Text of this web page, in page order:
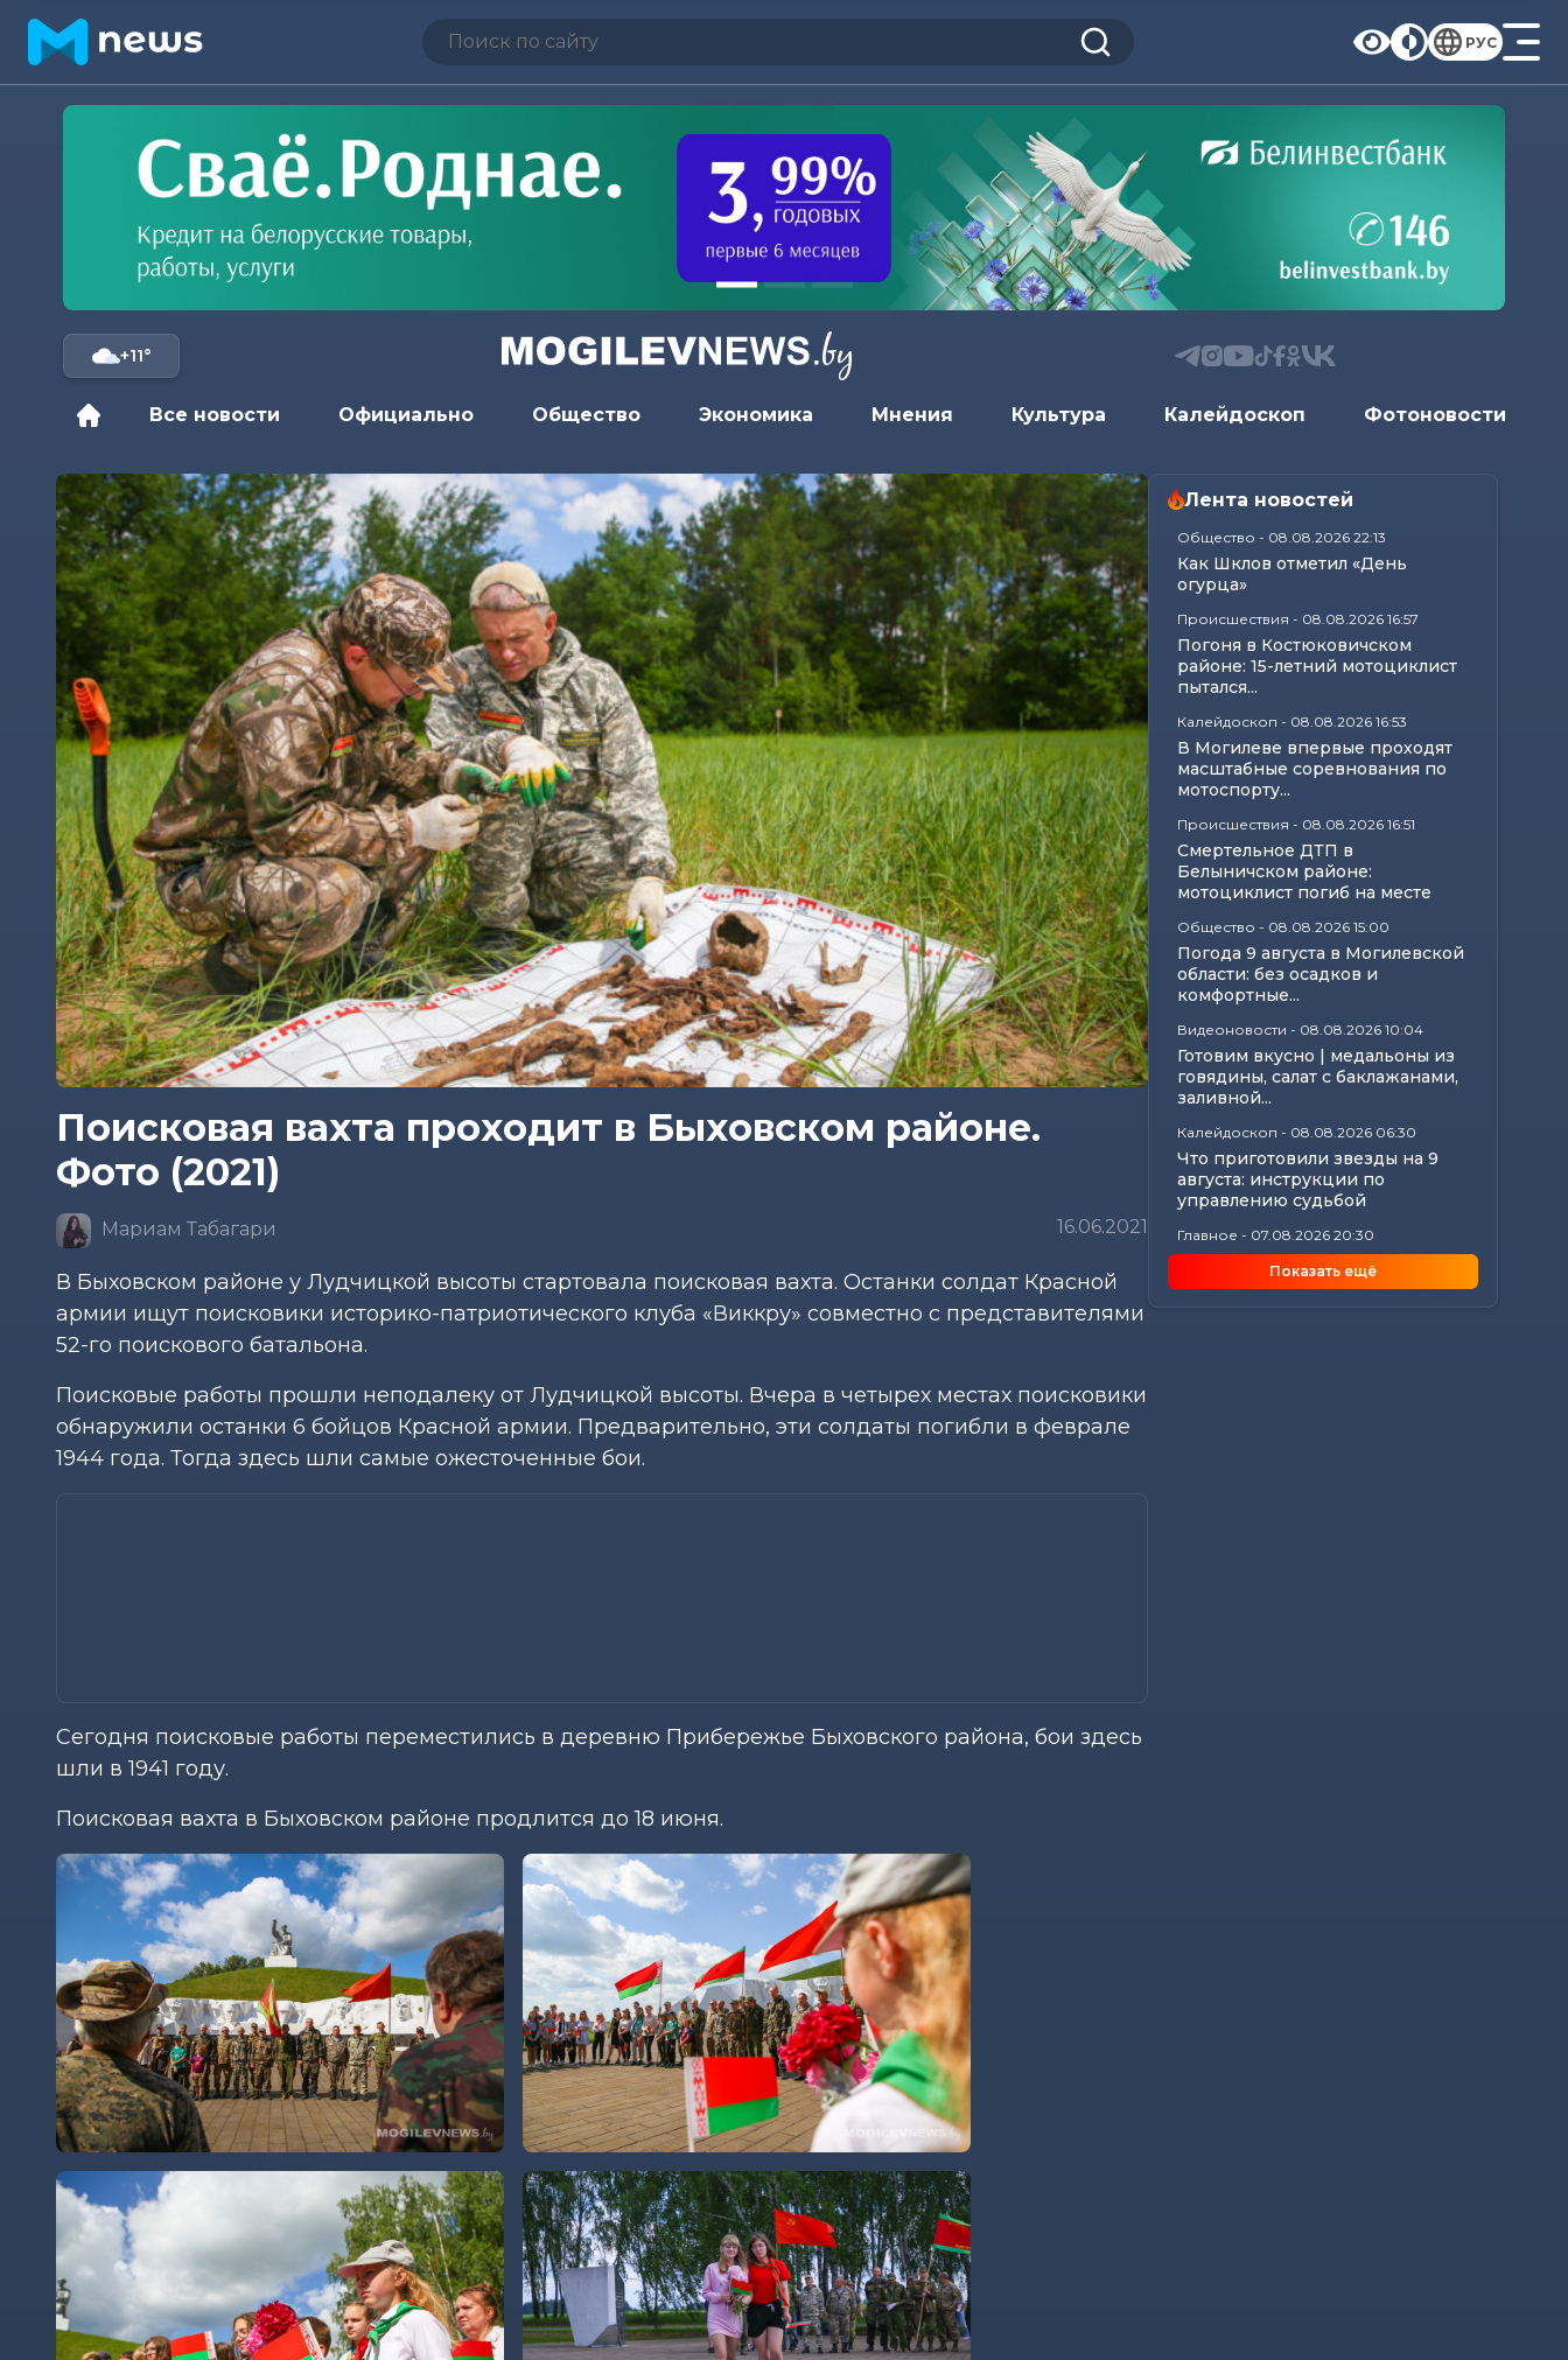
РУС
+11°
Все новости Официально Общество Экономика Мнения Культура Калейдоскоп Фотоновости
Поисковая вахта проходит в Быховском районе.
Фото (2021)
Мариам Табагари 16.06.2021
В Быховском районе у Лудчицкой высоты стартовала поисковая вахта. Останки солдат Красной
армии ищут поисковики историко-патриотического клуба «Виккру» совместно с представителями
52-го поискового батальона.
Поисковые работы прошли неподалеку от Лудчицкой высоты. Вчера в четырех местах поисковики
обнаружили останки 6 бойцов Красной армии. Предварительно, эти солдаты погибли в феврале
1944 года. Тогда здесь шли самые ожесточенные бои.
Сегодня поисковые работы переместились в деревню Прибережье Быховского района, бои здесь
шли в 1941 году.
Поисковая вахта в Быховском районе продлится до 18 июня.
Лента новостей
Общество - 08.08.2026 22:13
Как Шклов отметил «День
огурца»
Происшествия - 08.08.2026 16:57
Погоня в Костюковичском
районе: 15-летний мотоциклист
пытался...
Калейдоскоп - 08.08.2026 16:53
В Могилеве впервые проходят
масштабные соревнования по
мотоспорту...
Происшествия - 08.08.2026 16:51
Смертельное ДТП в
Белыничском районе:
мотоциклист погиб на месте
Общество - 08.08.2026 15:00
Погода 9 августа в Могилевской
области: без осадков и
комфортные...
Видеоновости - 08.08.2026 10:04
Готовим вкусно | медальоны из
говядины, салат с баклажанами,
заливной...
Калейдоскоп - 08.08.2026 06:30
Что приготовили звезды на 9
августа: инструкции по
управлению судьбой
Главное - 07.08.2026 20:30
От автолавок до цен на
продукты: Лукашенко
обозначил проблемы...
Показать ещё